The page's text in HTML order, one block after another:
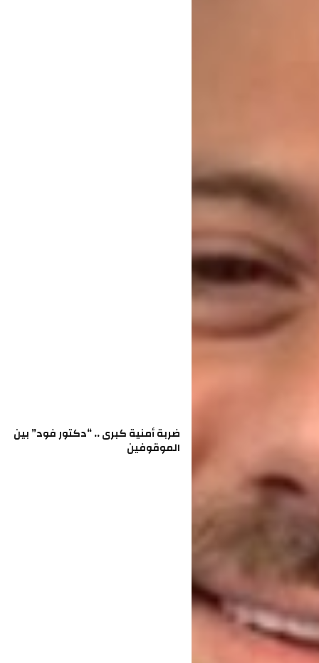
ضربة أمنية كبرى .. “دكتور فود” بين
الموقوفين